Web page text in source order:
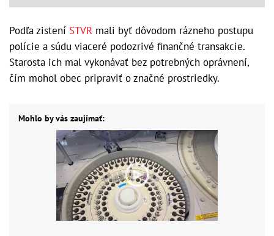
Podľa zistení STVR mali byť dôvodom rázneho postupu
polície a súdu viaceré podozrivé finančné transakcie.
Starosta ich mal vykonávať bez potrebných oprávnení,
čím mohol obec pripraviť o značné prostriedky.
Mohlo by vás zaujímať: